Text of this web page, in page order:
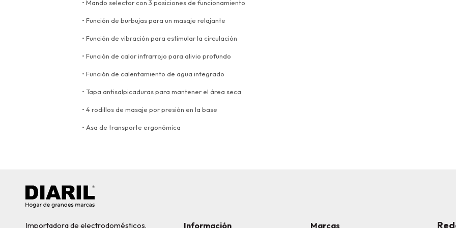
• Mando selector con 3 posiciones de funcionamiento
• Función de burbujas para un masaje relajante
• Función de vibración para estimular la circulación
• Función de calor infrarrojo para alivio profundo
• Función de calentamiento de agua integrado
• Tapa antisalpicaduras para mantener el área seca
• 4 rodillos de masaje por presión en la base
• Asa de transporte ergonómica
Importadora de electrodomésticos. Marcas
Información